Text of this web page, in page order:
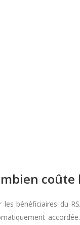
coûte
les bénéficiaires du
accordée.